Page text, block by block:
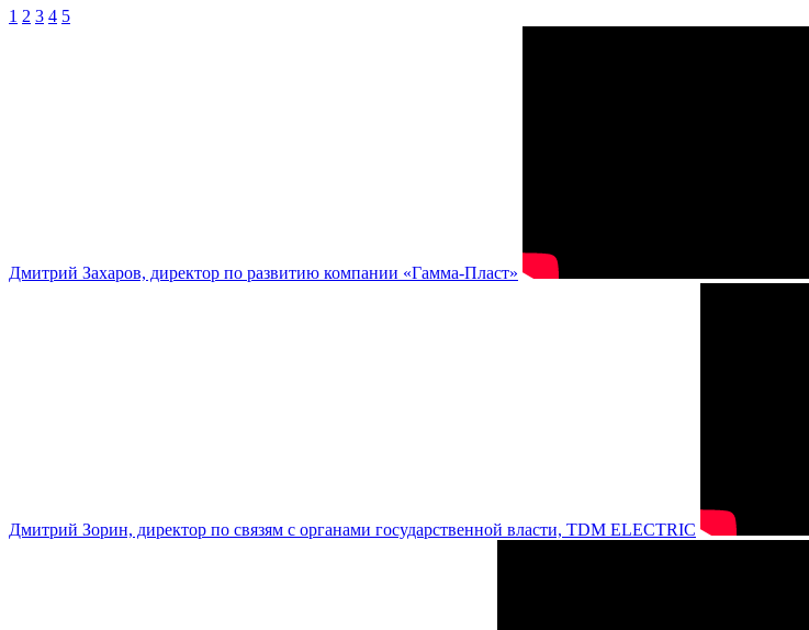
1 2 3 4 5
Дмитрий Захаров, директор по развитию компании «Гамма-Пласт»
Дмитрий Зорин, директор по связям с органами государственной власти, TDM ELECTRIC